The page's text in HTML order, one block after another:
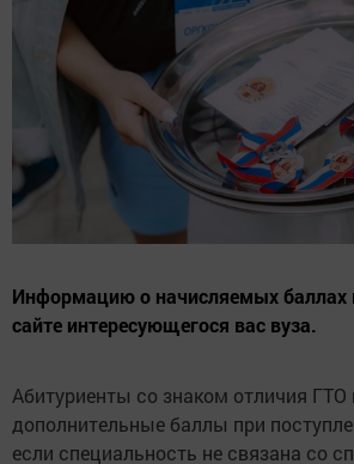
Информацию о начисляемых баллах
сайте интересующегося вас вуза.
Абитуриенты со знаком отличия ГТО
дополнительные баллы при
если специальность не связана со